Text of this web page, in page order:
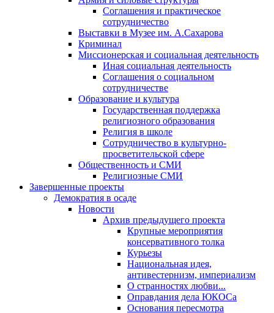
Соглашения и практическое
сотрудничество
Выставки в Музее им. А.Сахарова
Криминал
Миссионерская и социальная деятельность
Иная социальная деятельность
Соглашения о социальном
сотрудничестве
Образование и культура
Государственная поддержка
религиозного образования
Религия в школе
Сотрудничество в культурно-
просветительской сфере
Общественность и СМИ
Религиозные СМИ
Завершенные проекты
Демократия в осаде
Новости
Архив предыдущего проекта
Крупные мероприятия
консервативного толка
Курьезы
Национальная идея,
антивестернизм, империализм
О странностях любви...
Оправдания дела ЮКОСа
Основания пересмотра